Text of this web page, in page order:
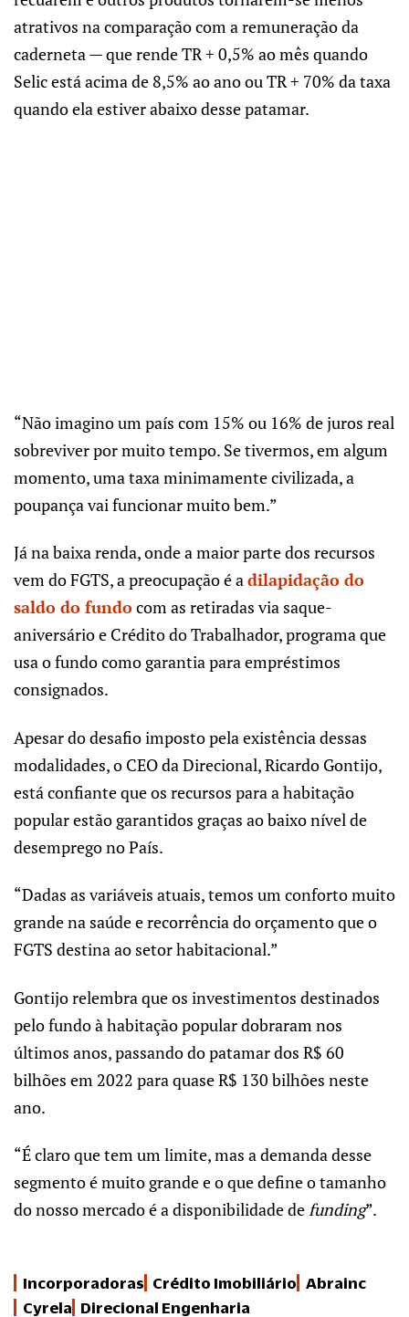
atrativos na comparação com a remuneração da
caderneta — que rende TR + 0,5% ao mês quando
Selic está acima de 8,5% ao ano ou TR + 70% da taxa
quando ela estiver abaixo desse patamar.
“Não imagino um país com 15% ou 16% de juros real
sobreviver por muito tempo. Se tivermos, em algum
momento, uma taxa minimamente civilizada, a
poupança vai funcionar muito bem.”
Já na baixa renda, onde a maior parte dos recursos
vem do FGTS, a preocupação é adilapidação do
saldo do fundocom as retiradas via saque-
aniversário e Crédito do Trabalhador, programa que
usa o fundo como garantia para empréstimos
consignados.
Apesar do desafio imposto pela existência dessas
modalidades, o CEO da Direcional, Ricardo Gontijo,
está confiante que os recursos para a habitação
popular estão garantidos graças ao baixo nível de
desemprego no País.
“Dadas as variáveis atuais, temos um conforto muito
grande na saúde e recorrência do orçamento que o
FGTS destina ao setor habitacional.”
Gontijo relembra que os investimentos destinados
pelo fundo à habitação popular dobraram nos
últimos anos, passando do patamar dos R$ 60
bilhões em 2022 para quase R$ 130 bilhões neste
ano.
“É claro que tem um limite, mas a demanda desse
segmento é muito grande e o que define o tamanho
do nosso mercado é a disponibilidade defunding”.
Incorporadoras Crédito Imobiliário
Abrainc
Cyrela Direcional Engenharia